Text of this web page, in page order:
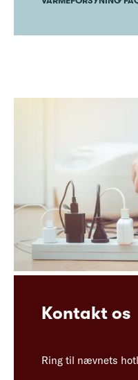
Kontakt os
Ring til nævnets